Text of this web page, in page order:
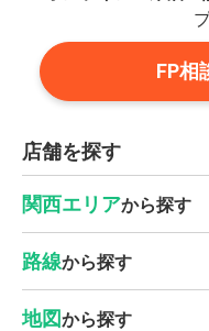
FP相
店舗を探す
関西エリアから探す
路線から探す
地図から探す